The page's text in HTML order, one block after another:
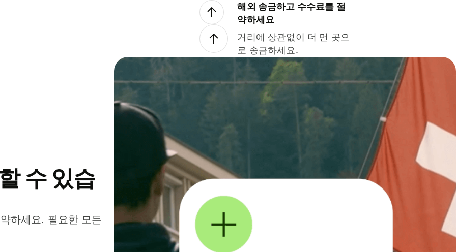
해외 송금하고 수수료를 절
약하세요
거리에 상관없이 더 먼 곳으
로 송금하세요.
수 있습
하세요. 필요한 모든